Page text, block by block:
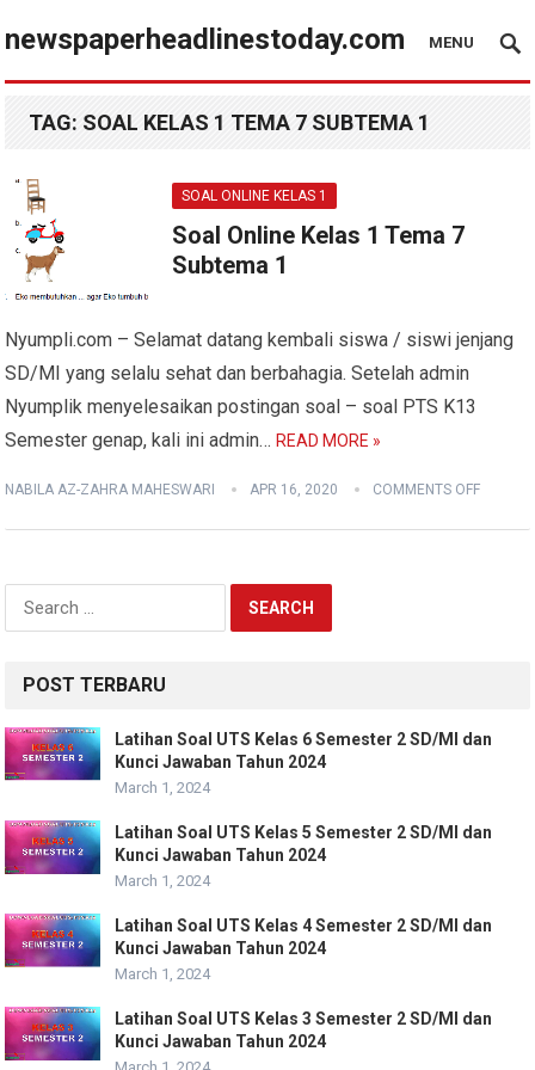
newspaperheadlinestoday.com MENU
TAG: SOAL KELAS 1 TEMA 7 SUBTEMA 1
SOAL ONLINE KELAS 1
Soal Online Kelas 1 Tema 7
Subtema 1
Nyumpli.com – Selamat datang kembali siswa / siswi jenjang
SD/MI yang selalu sehat dan berbahagia. Setelah admin
Nyumplik menyelesaikan postingan soal – soal PTS K13
Semester genap, kali ini admin…READ MORE »
NABILA AZ-ZAHRA MAHESWARI APR 16, 2020 COMMENTS OFF
for:
POST TERBARU
Latihan Soal UTS Kelas 6 Semester 2 SD/MI dan
Kunci Jawaban Tahun 2024
March 1, 2024
Latihan Soal UTS Kelas 5 Semester 2 SD/MI dan
Kunci Jawaban Tahun 2024
March 1, 2024
Latihan Soal UTS Kelas 4 Semester 2 SD/MI dan
Kunci Jawaban Tahun 2024
March 1, 2024
Latihan Soal UTS Kelas 3 Semester 2 SD/MI dan
Kunci Jawaban Tahun 2024